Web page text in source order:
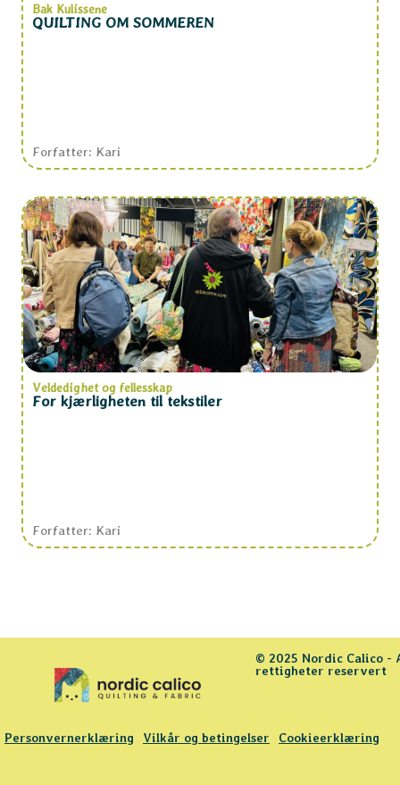
Bak Kulissene
QUILTING OM SOMMEREN
Forfatter: Kari
Veldedighet og fellesskap
For kjærligheten til tekstiler
Forfatter: Kari
© 2025 Nordic Calico -
rettigheter reservert
Personvernerklæring Vilkår og betingelser Cookieerklæring